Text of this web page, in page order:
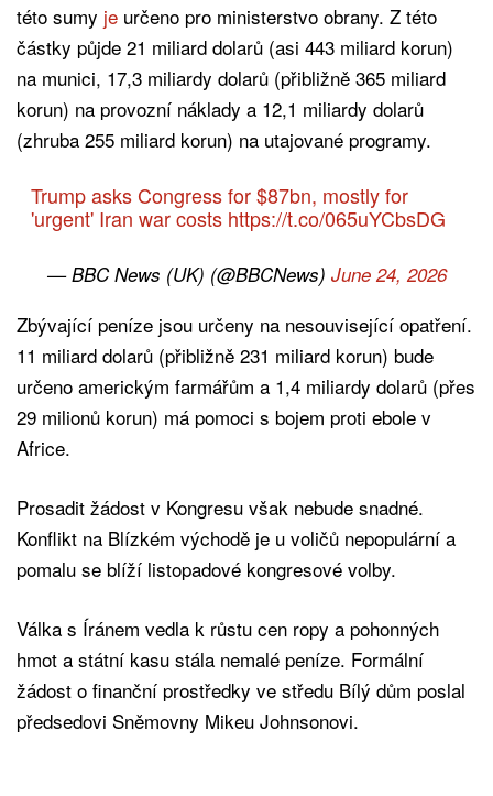
této sumy je určeno pro ministerstvo obrany. Z této
částky půjde 21 miliard dolarů (asi 443 miliard korun)
na munici, 17,3 miliardy dolarů (přibližně 365 miliard
korun) na provozní náklady a 12,1 miliardy dolarů
(zhruba 255 miliard korun) na utajované programy.
Trump asks Congress for $87bn, mostly for
'urgent' Iran war costs https://t.co/065uYCbsDG
— BBC News (UK) (@BBCNews) June 24, 2026
Zbývající peníze jsou určeny na nesouvisející opatření.
11 miliard dolarů (přibližně 231 miliard korun) bude
určeno americkým farmářům a 1,4 miliardy dolarů (přes
29 milionů korun) má pomoci s bojem proti ebole v
Africe.
Prosadit žádost v Kongresu však nebude snadné.
Konflikt na Blízkém východě je u voličů nepopulární a
pomalu se blíží listopadové kongresové volby.
Válka s Íránem vedla k růstu cen ropy a pohonných
hmot a státní kasu stála nemalé peníze. Formální
žádost o finanční prostředky ve středu Bílý dům poslal
předsedovi Sněmovny Mikeu Johnsonovi.